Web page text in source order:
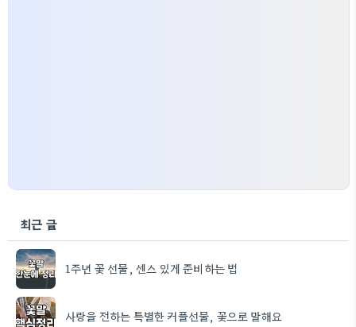
최근 글
1주년 꽃 선물, 센스 있게 준비하는 법
사랑을 전하는 특별한 커플선물, 꽃으로 말해요